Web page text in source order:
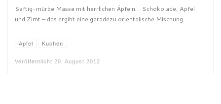
Saftig-mürbe Masse mit herrlichen Äpfeln… Schokolade, Apfel
und Zimt – das ergibt eine geradezu orientalische Mischung.
Apfel Kuchen
Veröffentlicht 20. August 2012